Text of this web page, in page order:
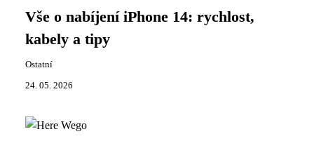
Vše o nabíjení iPhone 14: rychlost,
kabely a tipy
Ostatní
24. 05. 2026